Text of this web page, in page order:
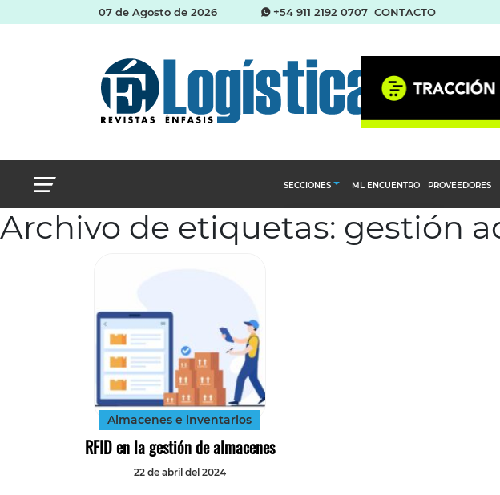
07 de Agosto de 2026 +54 911 2192 0707 CONTACTO
SECCIONES
Abastecimiento y compras
ML ENCUENTRO PROVEEDORES
Archivo de etiquetas: gestión
Almacenes e inventarios
RFID en la gestión de almacenes
22 de abril del 2024